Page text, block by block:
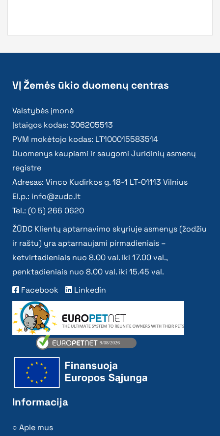
VĮ Žemės ūkio duomenų centras
Valstybės įmonė
Įstaigos kodas: 306205513
PVM mokėtojo kodas: LT100015583514
Duomenys kaupiami ir saugomi Juridinių asmenų
registre
Adresas: Vinco Kudirkos g. 18-1 LT-01113 Vilnius
El.p.: info@zudc.lt
Tel.: (0 5) 266 0620
ŽŪDC Klientų aptarnavimo skyriuje asmenys (žodžiu
ir raštu) yra aptarnaujami pirmadieniais –
ketvirtadieniais nuo 8.00 val. iki 17.00 val.,
penktadieniais nuo 8.00 val. iki 15.45 val.
Facebook
Linkedin
Informacija
Apie mus